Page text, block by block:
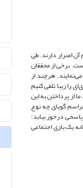
اصرار دارند. طی
برخی از محققان
هرچند از
را زیبا تلقی کنیم
از پرداختن به این
گویای چه نوع
درخور بیابد؛
یک بازی اجتماعیِ